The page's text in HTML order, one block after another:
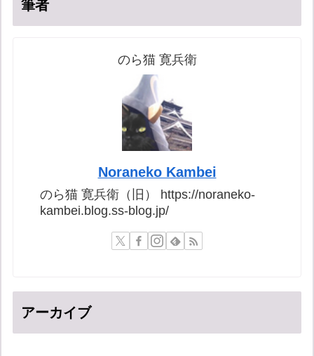
筆者
のら猫 寛兵衛
Noraneko Kambei
のら猫 寛兵衛（旧） https://noraneko-
kambei.blog.ss-blog.jp/
アーカイブ